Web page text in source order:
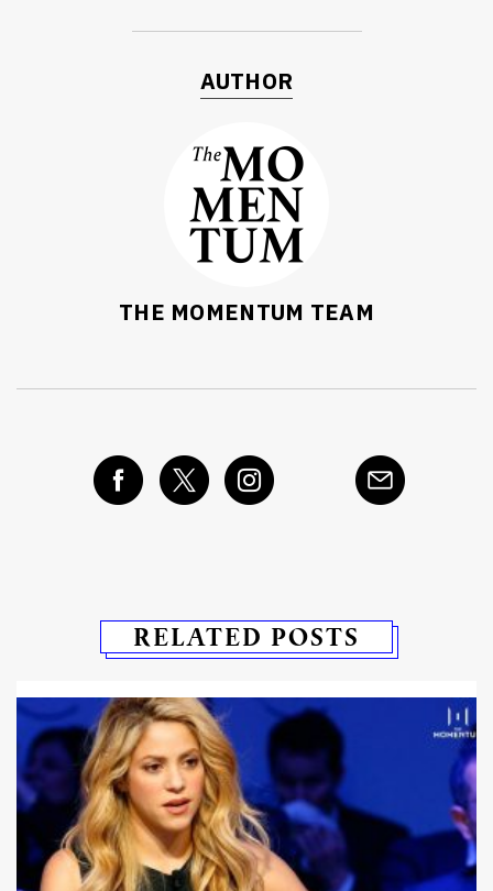
AUTHOR
THE MOMENTUM TEAM
RELATED POSTS